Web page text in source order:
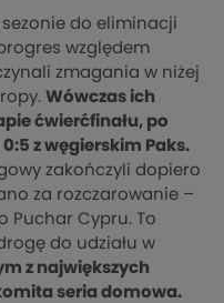
sezonie do eliminacji
względem
zmagania w niżej
Wówczas ich
ćwierćfinału, po
z węgierskim Paks.
zakończyli dopiero
za rozczarowanie –
Puchar Cypru. To
do udziału w
z największych
seria domowa.